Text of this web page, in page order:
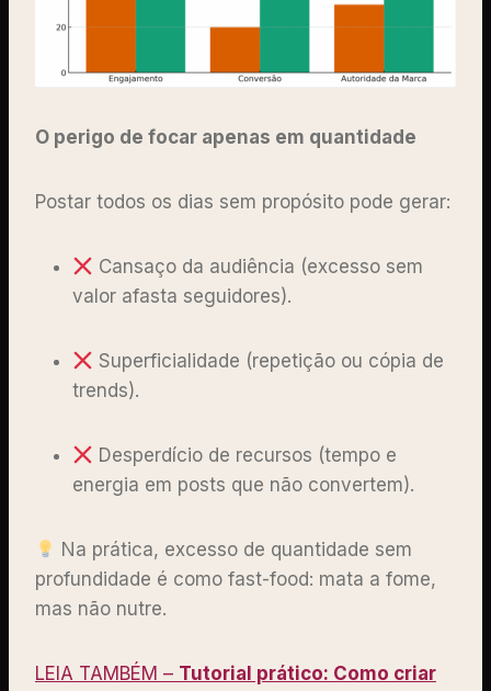
O perigo de focar apenas em quantidade
Postar todos os dias sem propósito pode gerar:
Cansaço da audiência (excesso sem
valor afasta seguidores).
Superficialidade (repetição ou cópia de
trends).
Desperdício de recursos (tempo e
energia em posts que não convertem).
Na prática, excesso de quantidade sem
profundidade é como fast-food: mata a fome,
mas não nutre.
LEIA TAMBÉM – Tutorial prático: Como criar